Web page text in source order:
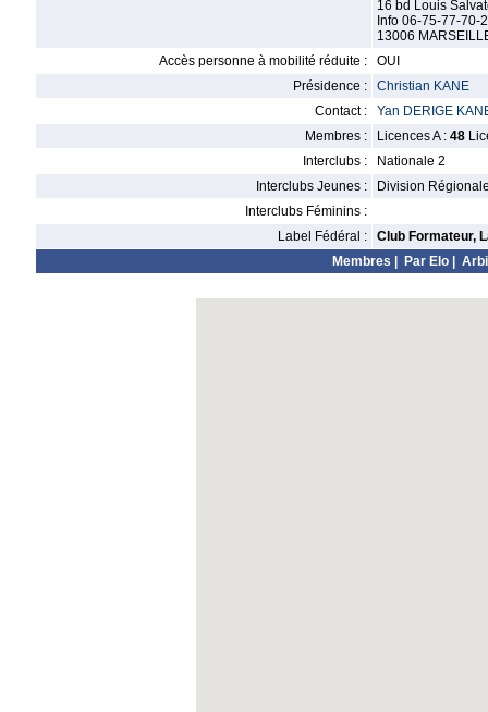
16 bd Louis
Info 06-75-77-70-
13006
Accès personne à mobilité réduite :
OUI
Présidence :
Christian KANE
Contact :
Yan DERIGE
Membres :
Licences A : 48
Interclubs :
Nationale 2
Interclubs Jeunes :
Division
Interclubs Féminins :
Label Fédéral :
Club Formateur,
Membres
Par Elo